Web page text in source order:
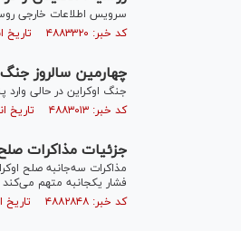
سرویس اطلاعات خارجی
کد خبر: ۴۸۸۳۳۲۰ تاریخ انتشار : ۱۴۰۴/۱۲/۰۵
چهارمین سالروز
جنگ اوکراین در حالی
کد خبر: ۴۸۸۳۰۱۳ تاریخ انتشار : ۱۴۰۴/۱۲/۰۵
جزئیات مذاکرات
مذاکرات سه‌جانبه صلح
فشار یکجانبه متهم می‌کند
کد خبر: ۴۸۸۲۸۴۸ تاریخ انتشار : ۱۴۰۴/۱۲/۰۲